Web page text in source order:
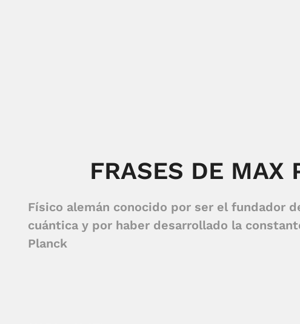
FRASES DE MAX
Físico alemán conocido por ser el fundador
cuántica y por haber desarrollado la
Planck